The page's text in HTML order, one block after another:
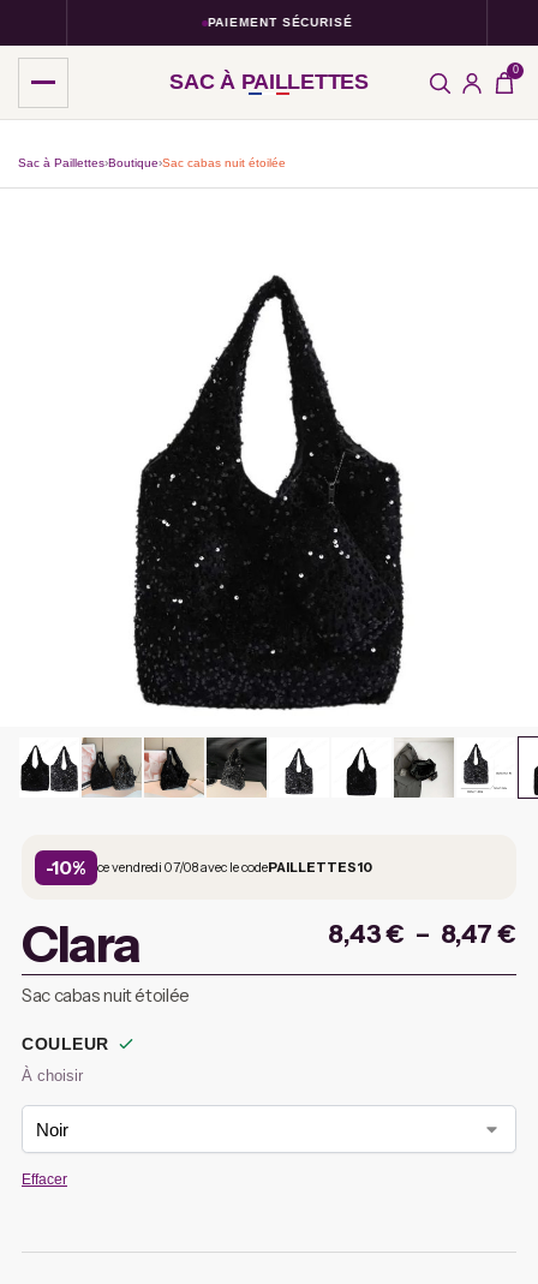
PAIEMENT SÉCURISÉ
SAC À PAILLETTES 0
Sac à Paillettes›Boutique›Sac cabas nuit étoilée
-10% ce vendredi 07/08 avec le codePAILLETTES10
Clara 8,43€ – 8,47€
Sac cabas nuit étoilée
COULEUR
Effacer